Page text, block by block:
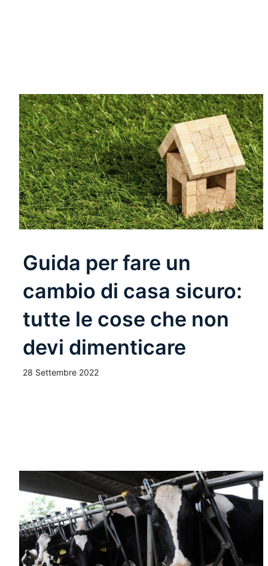
Guida per fare un
cambio di casa sicuro:
tutte le cose che non
devi dimenticare
28 Settembre 2022